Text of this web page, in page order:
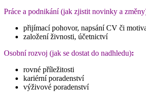
Práce a podnikání (jak zjistit novinky a
přijímací pohovor, napsání CV či
založení živnosti, účetnictví
Osobní rozvoj (jak se dostat do nadhledu):
rovné příležitosti
kariérní poradenství
výživové poradenství